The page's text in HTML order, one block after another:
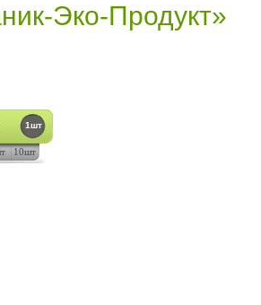
Эко-Продукт»
1шт
10шт